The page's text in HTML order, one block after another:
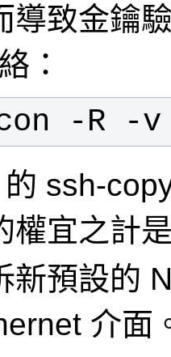
導致金鑰
：
-R -v
ssh-
權宜之計
新預設的
介面